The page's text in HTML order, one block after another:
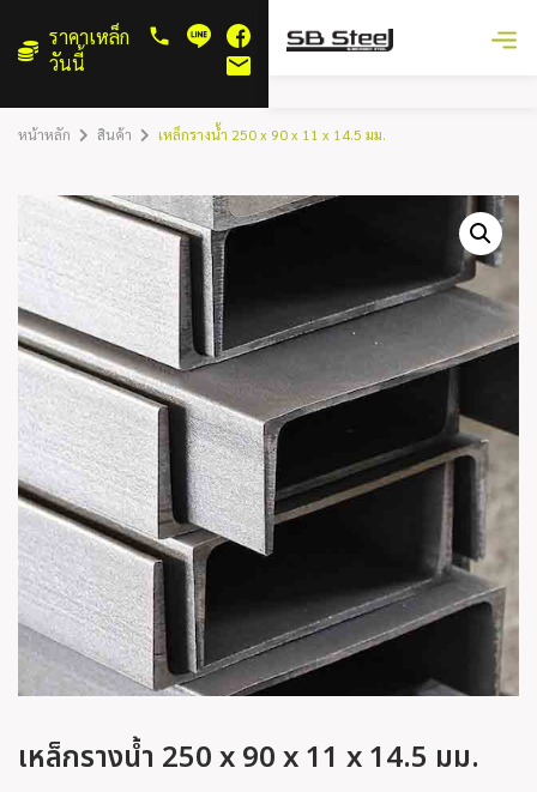
ราคาเหล็ก
วันนี้
หน้าหลัก สินค้า เหล็กรางน้ำ 250 x 90 x 11 x 14.5 มม.
เหล็กรางน้ำ 250 x 90 x 11 x 14.5 มม.